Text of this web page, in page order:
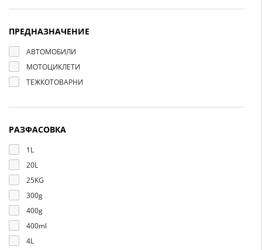
ПРЕДНАЗНАЧЕНИЕ
АВТОМОБИЛИ
МОТОЦИКЛЕТИ
ТЕЖКОТОВАРНИ
РАЗФАСОВКА
1L
20L
25KG
300g
400g
400ml
4L